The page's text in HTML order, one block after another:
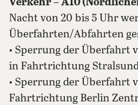
Verkehr – A10
Nacht von 20 bis 5 Uhr
Überfahrten/Abfahrten
• Sperrung der Überfahrt
in Fahrtrichtung
• Sperrung der Überfahrt
Fahrtrichtung Berlin